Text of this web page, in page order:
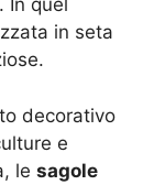
In quel
in seta
decorativo
e
le sagole